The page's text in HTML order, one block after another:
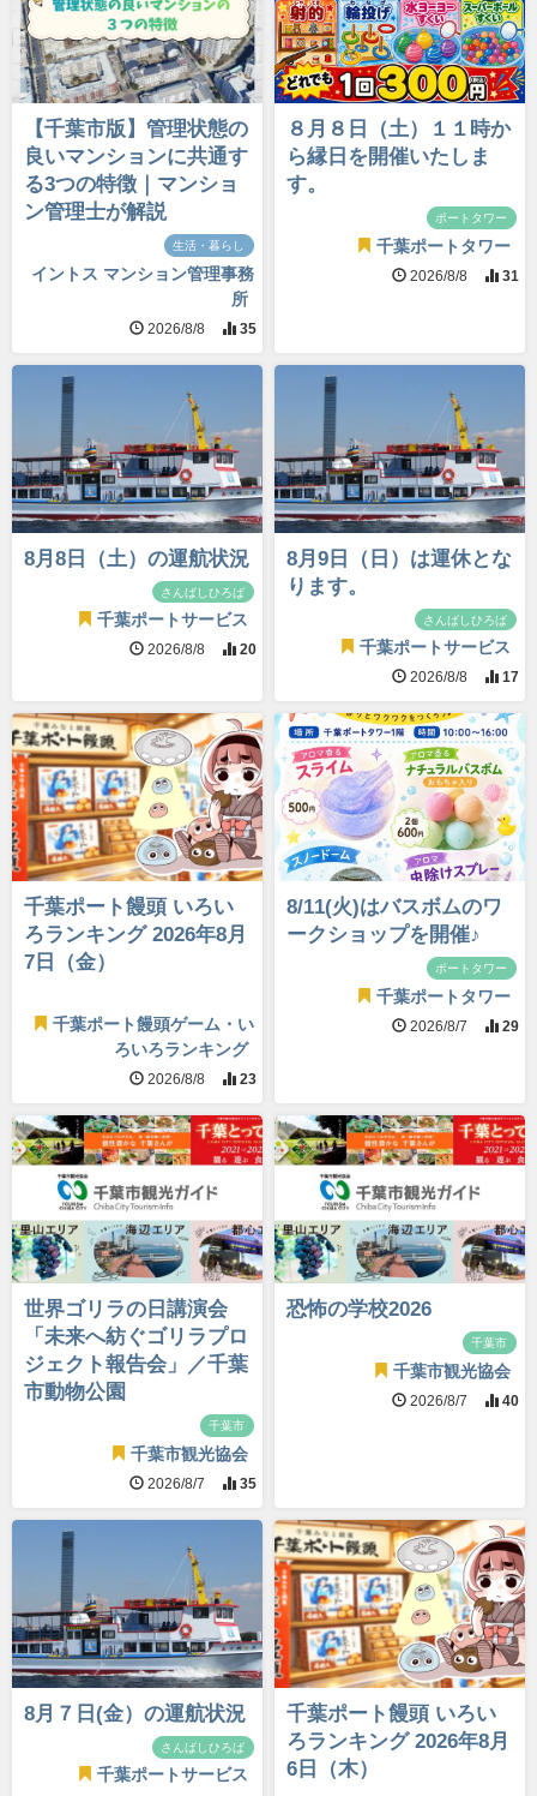
【千葉市版】管理状態の
良いマンションに共通す
る3つの特徴｜マンショ
ン管理士が解説
生活・暮らし
イントス マンション管理事務
所
2026/8/8 35
８月８日（土）１１時か
ら縁日を開催いたしま
す。
ポートタワー
千葉ポートタワー
2026/8/8 31
8月8日（土）の運航状況
さんばしひろば
千葉ポートサービス
2026/8/8 20
8月9日（日）は運休とな
ります。
さんばしひろば
千葉ポートサービス
2026/8/8 17
千葉ポート饅頭 いろい
ろランキング 2026年8月
7日（金）
千葉ポート饅頭ゲーム・い
ろいろランキング
2026/8/8 23
8/11(火)はバスボムのワ
ークショップを開催♪
ポートタワー
千葉ポートタワー
2026/8/7 29
世界ゴリラの日講演会
「未来へ紡ぐゴリラプロ
ジェクト報告会」／千葉
市動物公園
千葉市
千葉市観光協会
2026/8/7 35
恐怖の学校2026
千葉市
千葉市観光協会
2026/8/7 40
8月７日(金）の運航状況
さんばしひろば
千葉ポートサービス
千葉ポート饅頭 いろい
ろランキング 2026年8月
6日（木）